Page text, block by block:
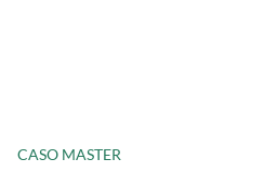
CASO MASTER